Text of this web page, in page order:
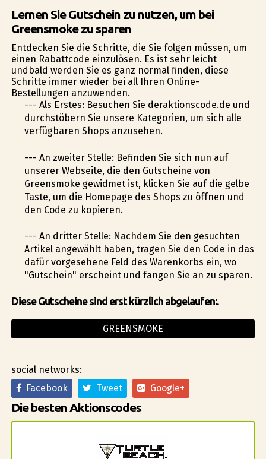
Lernen Sie Gutschein zu nutzen, um bei
Greensmoke zu sparen
Entdecken Sie die Schritte, die Sie folgen müssen, um
einen Rabattcode einzulösen. Es ist sehr leicht
undbald werden Sie es ganz normal finden, diese
Schritte immer wieder bei all Ihren Online-
Bestellungen anzuwenden.
--- Als Erstes: Besuchen Sie deraktionscode.de und
durchstöbern Sie unsere Kategorien, um sich alle
verfügbaren Shops anzusehen.
--- An zweiter Stelle: Befinden Sie sich nun auf
unserer Webseite, die den Gutscheine von
Greensmoke gewidmet ist, klicken Sie auf die gelbe
Taste, um die Homepage des Shops zu öffnen und
den Code zu kopieren.
--- An dritter Stelle: Nachdem Sie den gesuchten
Artikel angewählt haben, tragen Sie den Code in das
dafür vorgesehene Feld des Warenkorbs ein, wo
"Gutschein" erscheint und fangen Sie an zu sparen.
Diese Gutscheine sind erst kürzlich abgelaufen:.
GREENSMOKE
social networks:
Facebook
Tweet Google+
Die besten Aktionscodes